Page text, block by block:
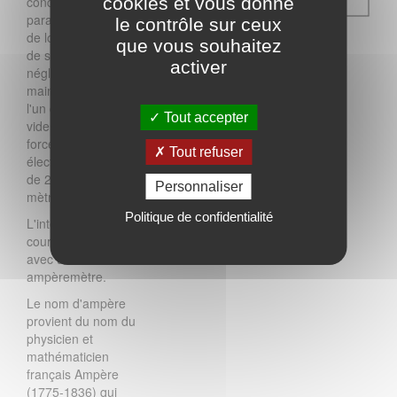
parallèles, rectilignes,
de longueur infinie,
de section circulaire
négligeable et
maintenus à 1 mètre
l'un de l'autre, dans le
vide, produit une
force (d'origine
électromagnétique)
de 2.10-7 Newton par
mètre de longueur.
L'intensité d'un
courant se mesure
avec un
ampèremètre.
Le nom d'ampère
provient du nom du
physicien et
mathématicien
français Ampère
(1775-1836) qui
le contrôle sur ceux
que vous souhaitez
activer
Tout accepter
Tout refuser
Personnaliser
Politique de confidentialité